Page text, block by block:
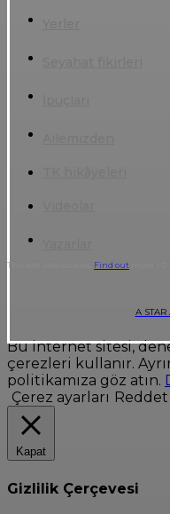
This site uses cookies. Find out
A
Bu internet sitesi,
çerezleri kullanır.
politikamıza göz atın.
Çerez ayarları Reddet
Kapat
Gizlilik Çerçevesi